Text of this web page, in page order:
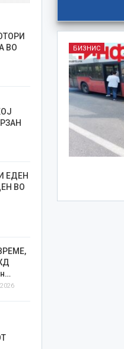
БИЗНИС
ВО
ЕДЕН
ВО